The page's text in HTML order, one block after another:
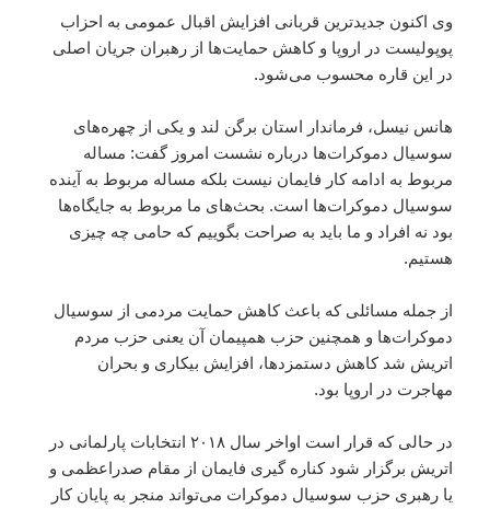
وی اکنون جدیدترین قربانی افزایش اقبال عمومی به احزاب
پوپولیست در اروپا و کاهش حمایت‌ها از رهبران جریان اصلی
در این قاره محسوب می‌شود.
هانس نیسل، فرماندار استان برگن لند و یکی از چهره‌های
سوسیال دموکرات‌ها درباره نشست امروز گفت: مساله
مربوط به ادامه کار فایمان نیست بلکه مساله مربوط به آینده
سوسیال دموکرات‌ها است. بحث‌های ما مربوط به جایگاه‌ها
بود نه افراد و ما باید به صراحت بگوییم که حامی چه چیزی
هستیم.
از جمله مسائلی که باعث کاهش حمایت مردمی از سوسیال
دموکرات‌ها و همچنین حزب همپیمان آن یعنی حزب مردم
اتریش شد کاهش دستمزدها، افزایش بیکاری و بحران
مهاجرت در اروپا بود.
در حالی که قرار است اواخر سال ۲۰۱۸ انتخابات پارلمانی در
اتریش برگزار شود کناره گیری فایمان از مقام صدراعظمی و
یا رهبری حزب سوسیال دموکرات می‌تواند منجر به پایان کار